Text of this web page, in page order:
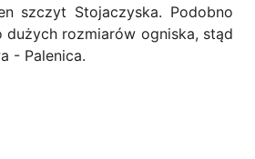
szczyt Stojaczyska. Podobno
dużych rozmiarów ogniska, stąd
- Palenica.